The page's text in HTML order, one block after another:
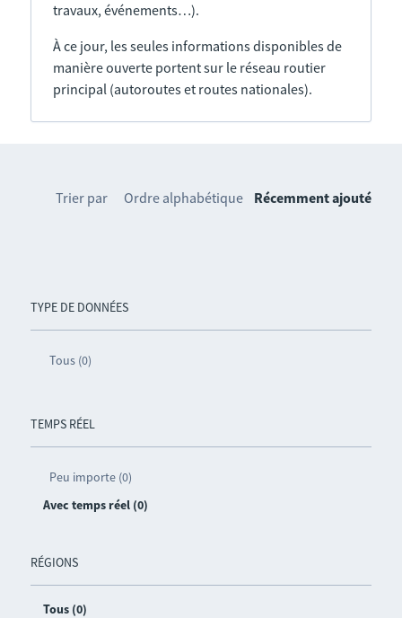
travaux, événements…).
À ce jour, les seules informations disponibles de
manière ouverte portent sur le réseau routier
principal (autoroutes et routes nationales).
TYPE DE DONNÉES
Tous (0)
TEMPS RÉEL
Peu importe (0)
Avec temps réel (0)
RÉGIONS
Tous (0)
Trier par Ordre alphabétique Récemment ajouté